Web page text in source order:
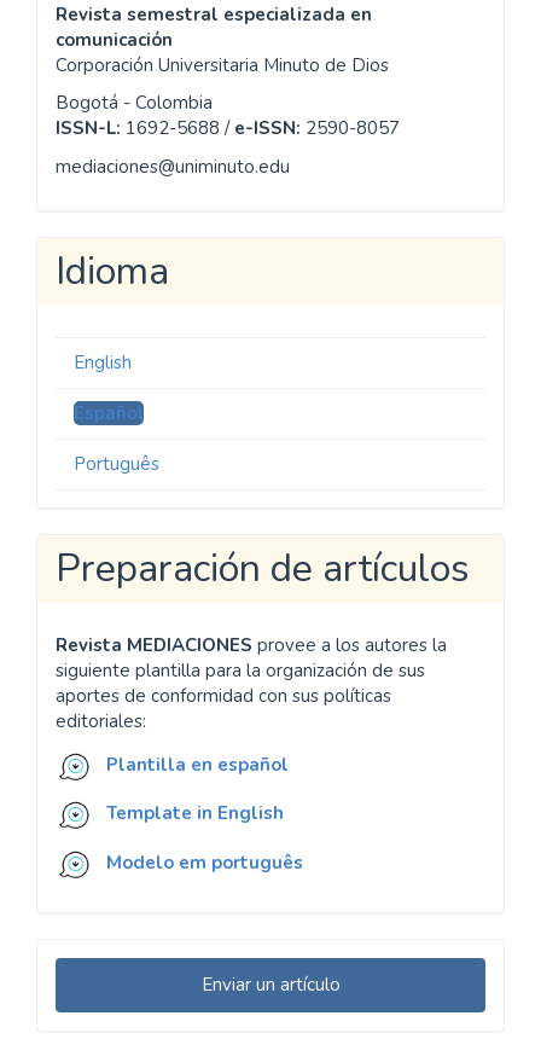
Revista semestral especializada en
comunicación
Corporación Universitaria Minuto de Dios
Bogotá - Colombia
ISSN-L: 1692-5688 / e-ISSN: 2590-8057
mediaciones@uniminuto.edu
Idioma
English
Español
Português
Preparación de artículos
Revista MEDIACIONES provee a los autores la
siguiente plantilla para la organización de sus
aportes de conformidad con sus políticas
editoriales:
Plantilla en español
Template in English
Modelo em português
Enviar
un
Enviar un artículo